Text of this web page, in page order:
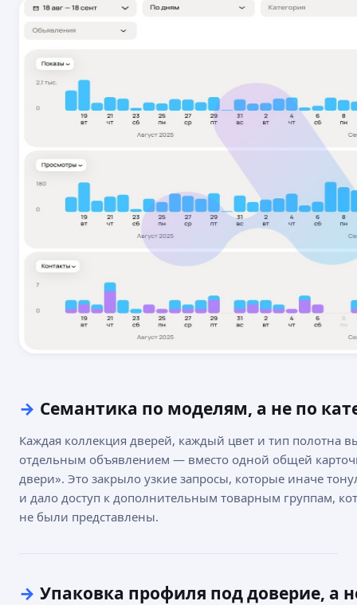
→ Семантика по моделям, а не по
Каждая коллекция дверей, каждый цвет и тип полотна
отдельным объявлением — вместо одной общей
двери». Это закрыло узкие запросы, которые иначе
и дало доступ к дополнительным товарным группам,
не были представлены.
→ Упаковка профиля под доверие, а